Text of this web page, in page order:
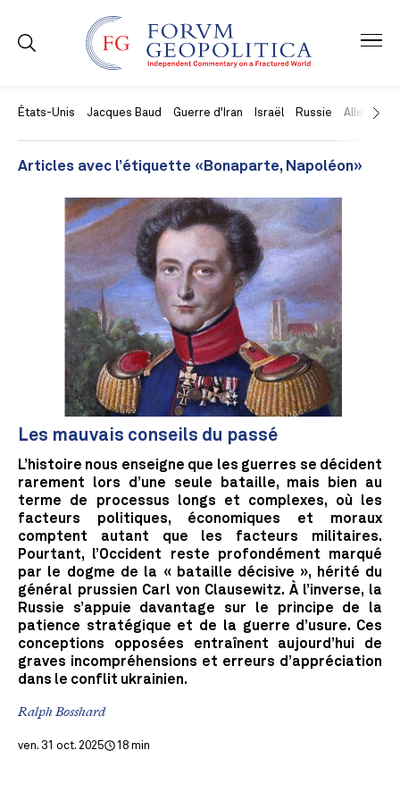
États-Unis Jacques Baud Guerre d'Iran Israël Russie Allemagne
Articles avec l’étiquette «Bonaparte, Napoléon»
Les mauvais conseils du passé
L’histoire nous enseigne que les guerres se décident
rarement lors d’une seule bataille, mais bien au
terme de processus longs et complexes, où les
facteurs politiques, économiques et moraux
comptent autant que les facteurs militaires.
Pourtant, l’Occident reste profondément marqué
par le dogme de la « bataille décisive », hérité du
général prussien Carl von Clausewitz. À l’inverse, la
Russie s’appuie davantage sur le principe de la
patience stratégique et de la guerre d’usure. Ces
conceptions opposées entraînent aujourd’hui de
graves incompréhensions et erreurs d’appréciation
dans le conflit ukrainien.
Ralph Bosshard
ven. 31 oct. 2025 18 min